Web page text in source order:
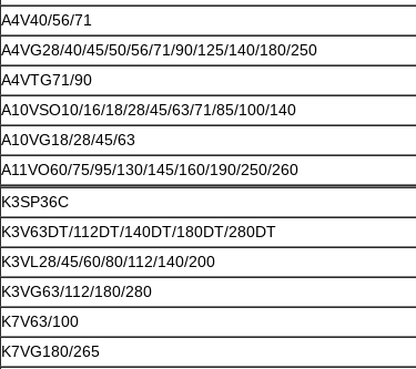
A4V40/56/71
A4VG28/40/45/50/56/71/90/125/140/180/250
A4VTG71/90
A10VSO10/16/18/28/45/63/71/85/100/140
A10VG18/28/45/63
A11VO60/75/95/130/145/160/190/250/260
K3SP36C
K3V63DT/112DT/140DT/180DT/280DT
K3VL28/45/60/80/112/140/200
K3VG63/112/180/280
K7V63/100
K7VG180/265